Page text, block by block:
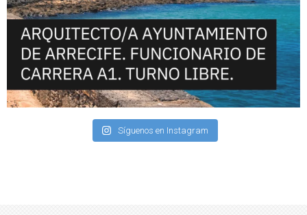
Síguenos en Instagram